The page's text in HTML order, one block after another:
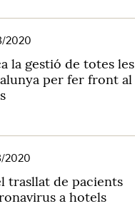
2020
la gestió de totes les
per fer front al
2020
trasllat de pacients
a hotels